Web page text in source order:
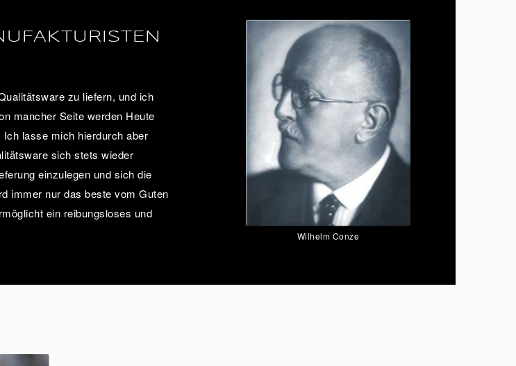
zu liefern, und ich
mancher Seite werden Heute
lasse mich hierdurch aber
sich stets wieder
einzulegen und sich die
immer nur das beste vom Guten
ein reibungsloses und
Wilhelm Conze